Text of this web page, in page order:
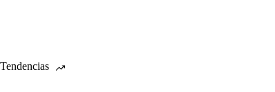
Tendencias